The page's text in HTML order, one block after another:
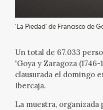
EL VIAJE DE GOYA
GOYA EN EL MUNDO
'La Piedad' de Francisco de
Un total de 67.033
'Goya y Zaragoza (1746-
clausurada el domingo
Ibercaja.
La muestra, organizada